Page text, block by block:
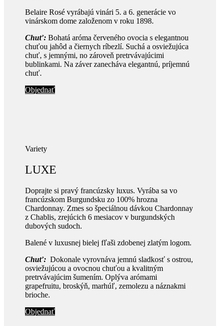
Belaire Rosé vyrábajú vinári 5. a 6. generácie vo
vinárskom dome založenom v roku 1898.
Chuť:Bohatá aróma červeného ovocia s elegantnou
chuťou jahôd a čiernych ríbezlí. Suchá a osviežujúca
chuť, s jemnými, no zároveň pretrvávajúcimi
bublinkami. Na záver zanecháva elegantnú, príjemnú
chuť.
Objednať
Variety
LUXE
Doprajte si pravý francúzsky luxus. Vyrába sa vo
francúzskom Burgundsku zo 100% hrozna
Chardonnay. Zmes so špeciálnou dávkou Chardonnay
z Chablis, zrejúcich 6 mesiacov v burgundských
dubových sudoch.
Balené v luxusnej bielej fľaši zdobenej zlatým logom.
Chuť: Dokonale vyrovnáva jemnú sladkosť s ostrou,
osviežujúcou a ovocnou chuťou a kvalitným
pretrvávajúcim šumením. Oplýva arómami
grapefruitu, broskýň, marhúľ, zemolezu a náznakmi
brioche.
Objednať